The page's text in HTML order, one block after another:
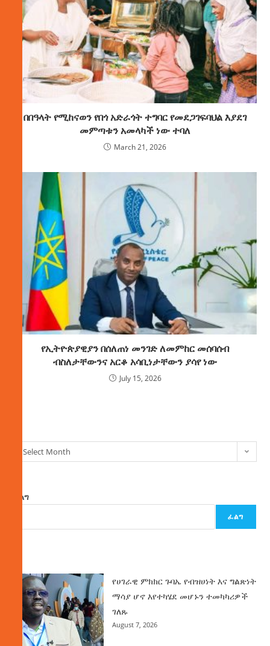
በበዓላት የሚከናወን የበጎ አድራጎት ተግባር የመደጋገፍባህል እያደገ
መምጣቱን አመላካች ነው ተባለ
March 21, 2026
የኢትዮጵያዊያን በሰለጠነ መንገድ ለመምከር መሰባሰብ
ብስለታቸውንና አርቆ አሳቢነታቸውን ያሳየ ነው
July 15, 2026
Select Month
ፈልግ
ፈልግ
የሀገራዊ ምክክር ጉባኤ የብዝሀነት እና ግልጽነት
ማሳያ ሆኖ እየተካሄደ መሆኑን ተመካካሪዎች
ገለጹ
August 7, 2026